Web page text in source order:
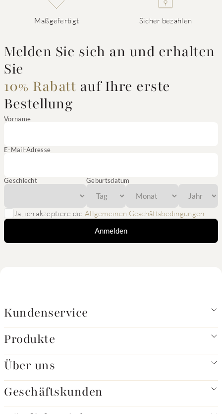
Maßgefertigt Sicher bezahlen
Melden Sie sich an und erhalten
Sie
10% Rabatt auf Ihre erste
Bestellung
Vorname
E-Mail-Adresse
Geschlecht Geburtsdatum
Ja, ich akzeptiere die Allgemeinen Geschäftsbedingungen
Anmelden
Kundenservice
Produkte
Über uns
Geschäftskunden